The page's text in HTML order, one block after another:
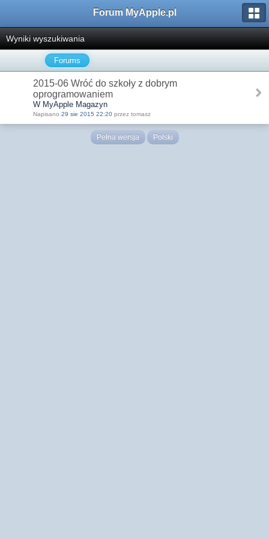
Forum MyApple.pl
Wyniki wyszukiwania
Forums
2015-06 Wróć do szkoły z dobrym
oprogramowaniem
W MyApple Magazyn
Napisano 29 sie 2015 22:20 przez tomasz
Pełna wersja Polski